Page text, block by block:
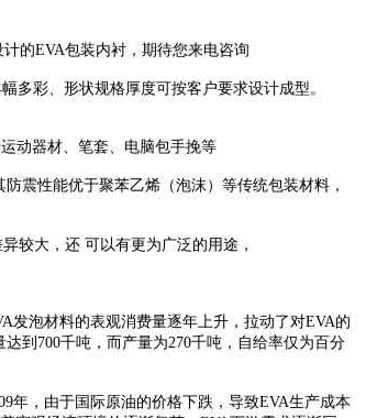
计的EVA包装内衬，期待您来电咨询
彩、形状规格厚度可按客户要求设计成型。
动器材、笔套、电脑包手挽等
震性能优于聚苯乙烯（泡沫）等传统包装材料，
较大，还 可以有更为广泛的用途，
泡材料的表观消费量逐年上升，拉动了对EVA的
到700千吨，而产量为270千吨，自给率仅为百分
年，由于国际原油的价格下跌，导致EVA生产成本